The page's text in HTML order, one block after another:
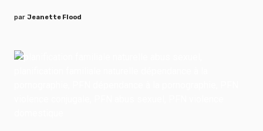
par Jeanette Flood